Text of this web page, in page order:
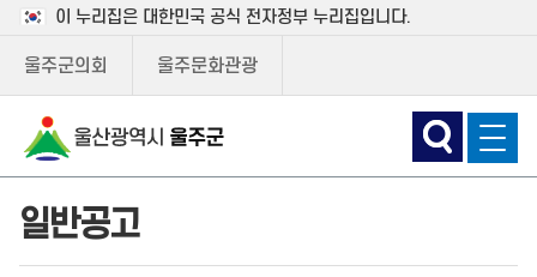
이 누리집은 대한민국 공식 전자정부 누리집입니다.
울주군의회 울주문화관광
일반공고